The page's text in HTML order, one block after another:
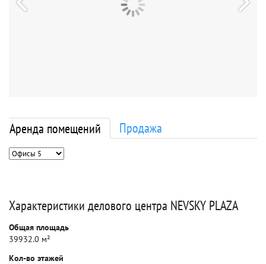
Аренда помещений Продажа
Характеристики делового центра NEVSKY PLAZA
Общая площадь
39932.0 м²
Кол-во этажей